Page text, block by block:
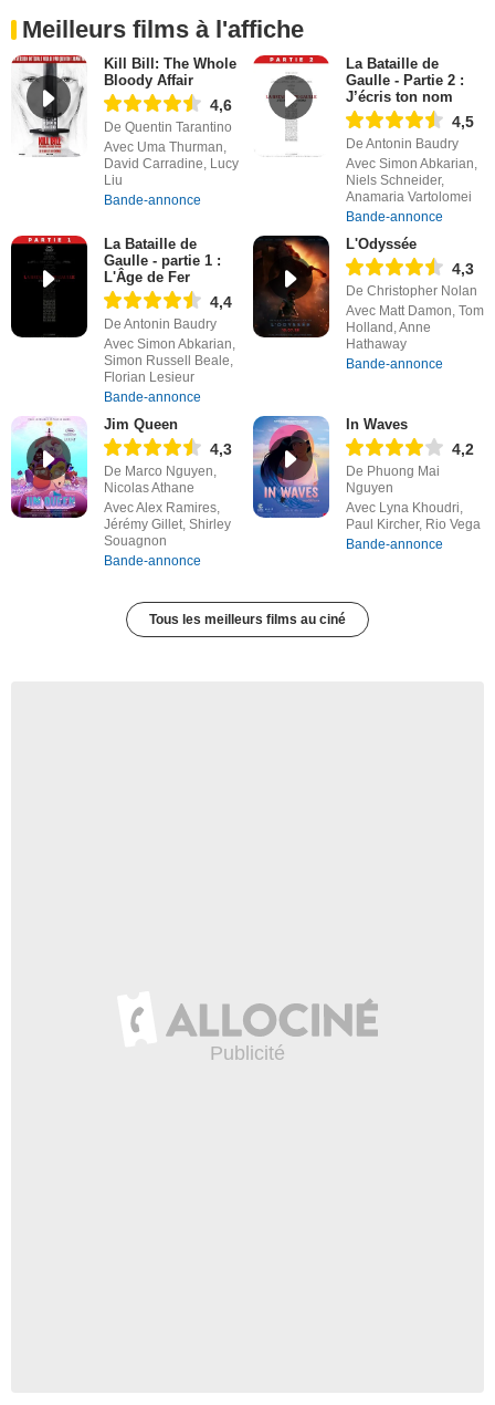
Meilleurs films à l'affiche
Kill Bill: The Whole
Bloody Affair
4,6
De Quentin Tarantino
Avec Uma Thurman,
David Carradine, Lucy
Liu
Bande-annonce
La Bataille de
Gaulle - Partie 2 :
J’écris ton nom
4,5
De Antonin Baudry
Avec Simon Abkarian,
Niels Schneider,
Anamaria Vartolomei
Bande-annonce
La Bataille de
Gaulle - partie 1 :
L'Âge de Fer
4,4
De Antonin Baudry
Avec Simon Abkarian,
Simon Russell Beale,
Florian Lesieur
Bande-annonce
L'Odyssée
4,3
De Christopher Nolan
Avec Matt Damon, Tom
Holland, Anne
Hathaway
Bande-annonce
Jim Queen
4,3
De Marco Nguyen,
Nicolas Athane
Avec Alex Ramires,
Jérémy Gillet, Shirley
Souagnon
Bande-annonce
In Waves
4,2
De Phuong Mai
Nguyen
Avec Lyna Khoudri,
Paul Kircher, Rio Vega
Bande-annonce
Tous les meilleurs films au ciné